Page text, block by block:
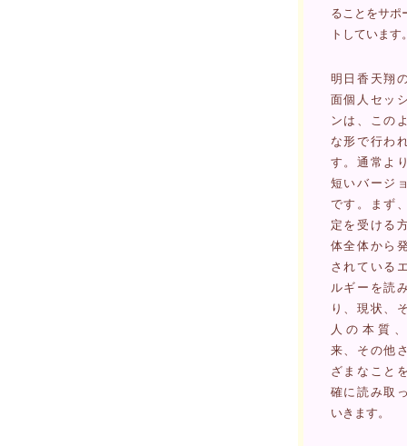
ることをサポ
トしています
明日香天翔
面個人セッ
ンは、この
な形で行わ
す。通常よ
短いバージ
です。まず
定を受ける
体全体から
されている
ルギーを読
り、現状、
人の本質
来、その他
ざまなこと
確に読み取
いきます。